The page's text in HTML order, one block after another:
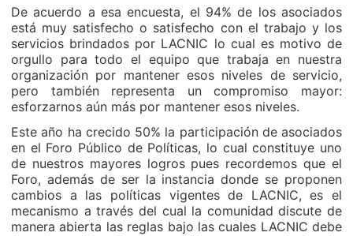
De acuerdo a esa encuesta, el 94% de los asociados
está muy satisfecho o satisfecho con el trabajo y los
servicios brindados por LACNIC lo cual es motivo de
orgullo para todo el equipo que trabaja en nuestra
organización por mantener esos niveles de servicio,
pero también representa un compromiso mayor:
esforzarnos aún más por mantener esos niveles.
Este año ha crecido 50% la participación de asociados
en el Foro Público de Políticas, lo cual constituye uno
de nuestros mayores logros pues recordemos que el
Foro, además de ser la instancia donde se proponen
cambios a las políticas vigentes de LACNIC, es el
mecanismo a través del cual la comunidad discute de
manera abierta las reglas bajo las cuales LACNIC debe